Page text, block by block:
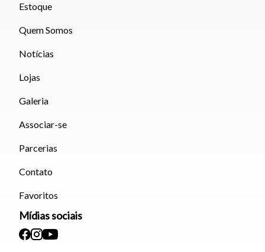
Estoque
Quem Somos
Notícias
Lojas
Galeria
Associar-se
Parcerias
Contato
Favoritos
Mídias sociais